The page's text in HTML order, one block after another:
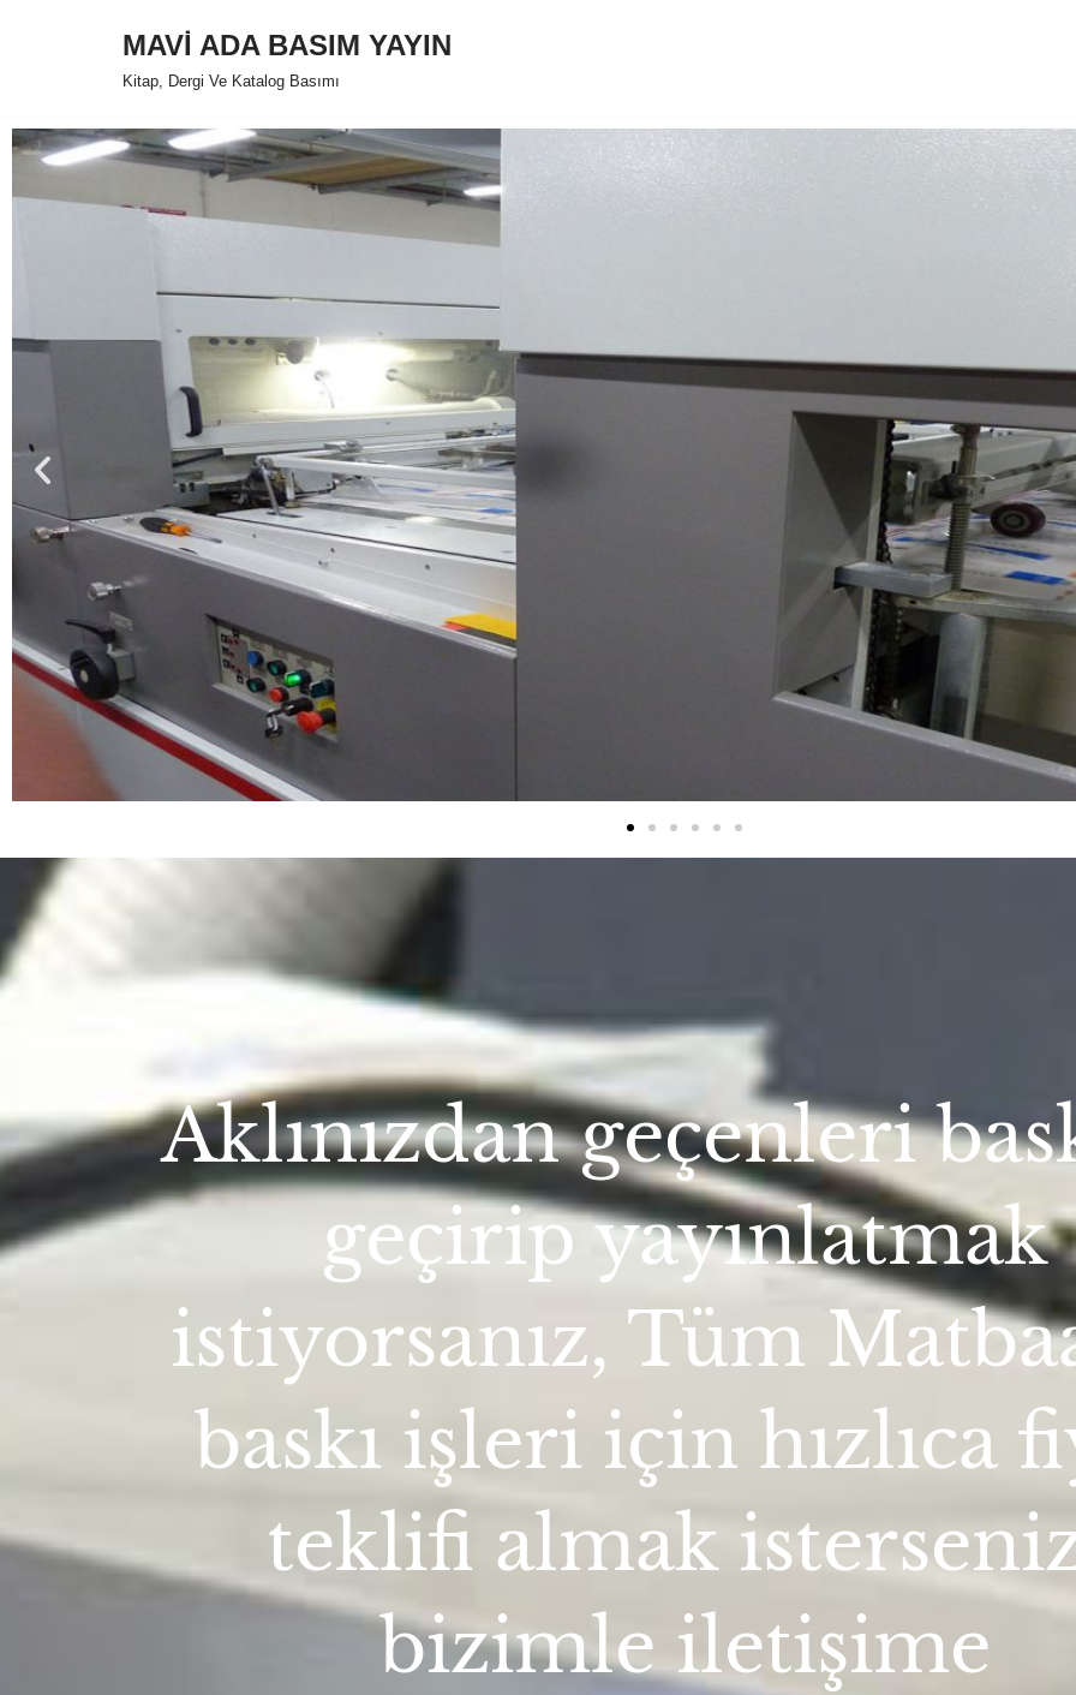
MAVİ ADA BASIM YAYIN
Kitap, Dergi Ve Katalog Basımı
Aklınızdan geçenleri
geçirip yayınlatmak
istiyorsanız, Tüm
baskı işleri için hızlıca
teklifi almak
bizimle iletişime